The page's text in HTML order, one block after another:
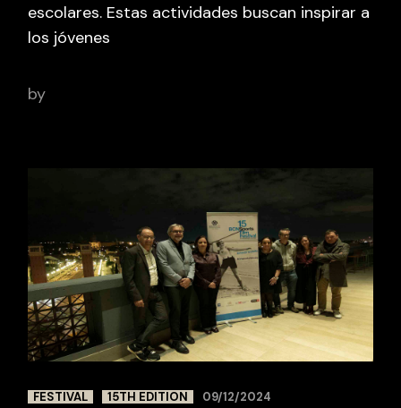
escolares. Estas actividades buscan inspirar a
los jóvenes
by
FESTIVAL 15TH EDITION 09/12/2024